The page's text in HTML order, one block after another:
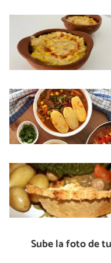
Sube la foto de tu